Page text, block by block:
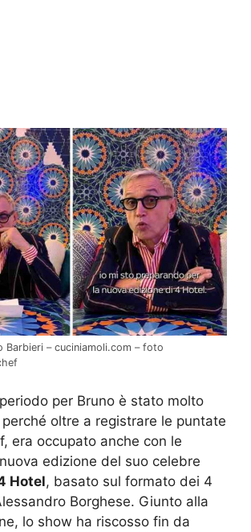
Barbieri – cuciniamoli.com – foto
per Bruno è stato molto
oltre a registrare le puntate
era occupato anche con le
edizione del suo celebre
Hotel, basato sul formato dei 4
Borghese. Giunto alla
lo show ha riscosso fin da